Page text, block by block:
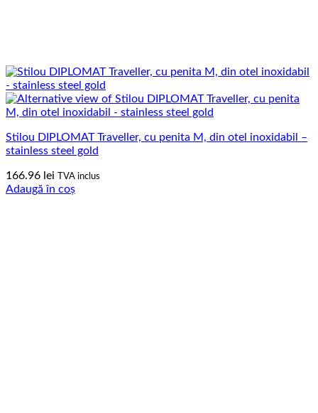
Stilou DIPLOMAT Traveller, cu penita M, din otel inoxidabil –
stainless steel gold
166.96 lei TVA inclus
Adaugă în coș